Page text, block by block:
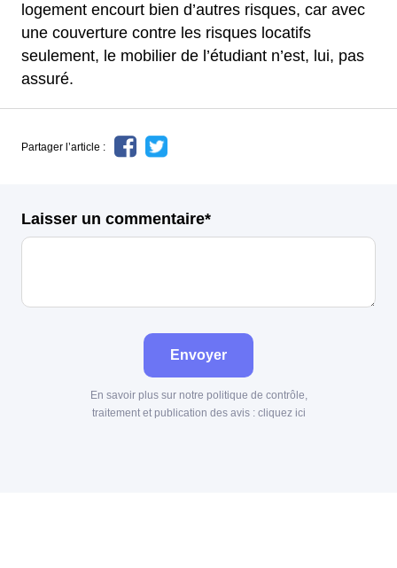
logement encourt bien d’autres risques, car avec
une couverture contre les risques locatifs
seulement, le mobilier de l’étudiant n’est, lui, pas
assuré.
Partager l’article :
Laisser un commentaire*
Envoyer
En savoir plus sur notre politique de contrôle,
traitement et publication des avis : cliquez ici